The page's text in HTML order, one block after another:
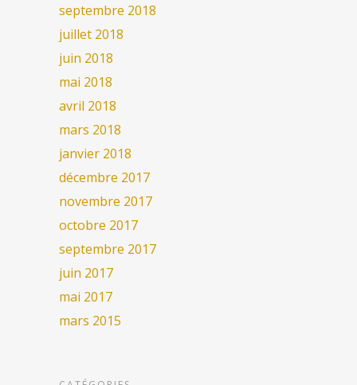
septembre 2018
juillet 2018
juin 2018
mai 2018
avril 2018
mars 2018
janvier 2018
décembre 2017
novembre 2017
octobre 2017
septembre 2017
juin 2017
mai 2017
mars 2015